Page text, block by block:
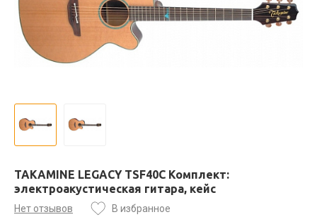
TAKAMINE LEGACY TSF40C Комплект:
электроакустическая гитара, кейс
Нет отзывов В избранное